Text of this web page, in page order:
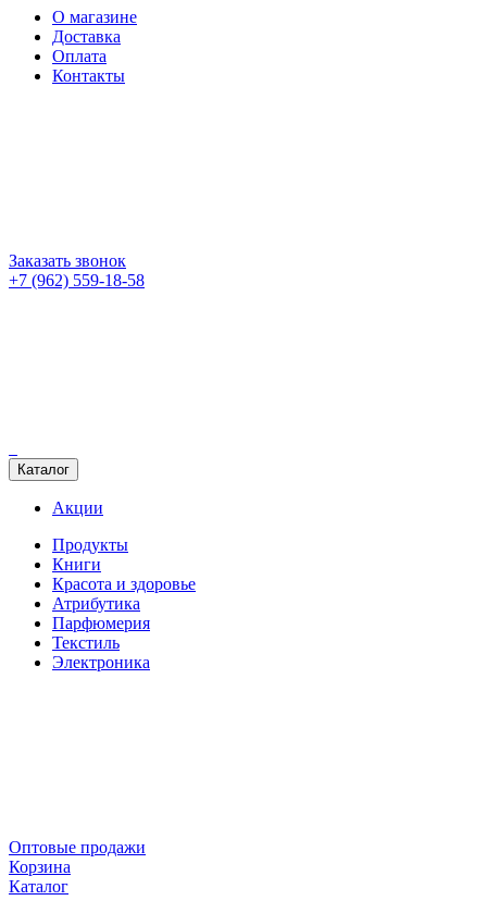
О магазине
Доставка
Оплата
Контакты
Заказать звонок
+7 (962) 559-18-58
Каталог
Акции
Продукты
Книги
Красота и здоровье
Атрибутика
Парфюмерия
Текстиль
Электроника
Оптовые продажи
Корзина
Каталог